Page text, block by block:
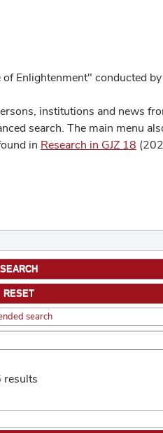
Enlightenment" conducted
institutions and news
search. The main menu
in Research in GJZ 18
search
results